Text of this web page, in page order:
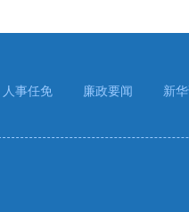
人事任免 廉政要闻 新